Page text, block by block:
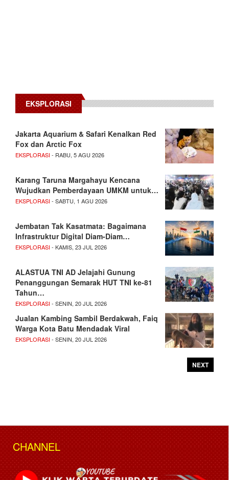
EKSPLORASI
Jakarta Aquarium & Safari Kenalkan Red
Fox dan Arctic Fox
EKSPLORASI- RABU, 5 AGU 2026
Karang Taruna Margahayu Kencana
Wujudkan Pemberdayaan UMKM untuk…
EKSPLORASI- SABTU, 1 AGU 2026
Jembatan Tak Kasatmata: Bagaimana
Infrastruktur Digital Diam-Diam…
EKSPLORASI- KAMIS, 23 JUL 2026
ALASTUA TNI AD Jelajahi Gunung
Penanggungan Semarak HUT TNI ke-81
Tahun…
EKSPLORASI- SENIN, 20 JUL 2026
Jualan Kambing Sambil Berdakwah, Faiq
Warga Kota Batu Mendadak Viral
EKSPLORASI- SENIN, 20 JUL 2026
NEXT
CHANNEL